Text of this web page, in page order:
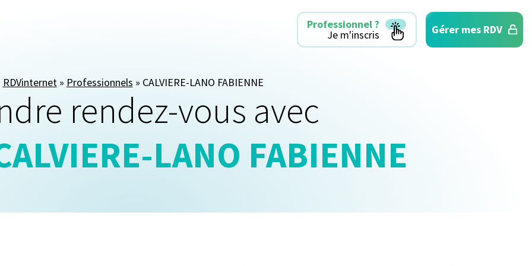
Professionnel ?
Je m'inscris Gérer mes RDV
RDVinternet» Professionnels » CALVIERE-LANO FABIENNE
rendez-vous avec
LANO FABIENNE